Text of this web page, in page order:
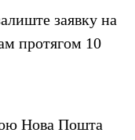
заявку на
протягом 10
Нова Пошта